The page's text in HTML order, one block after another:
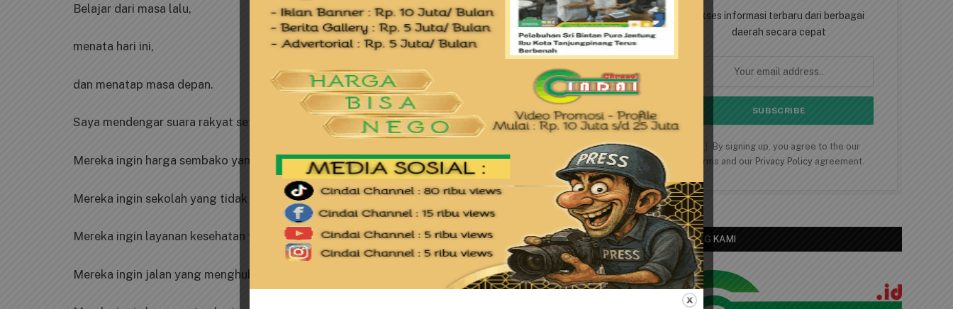
Belajar dari masa lalu,
menata hari ini,
dan menatap masa depan.
Saya mendengar suara rakyat setiap kali turun ke lapangan.
Mereka ingin harga sembako yang terjangkau.
Mereka ingin sekolah yang tidak jauh dari rumah.
Mereka ingin layanan kesehatan yang cepat dan ramah.
Mereka ingin jalan yang menghubungkan desa dengan kota.
Akses informasi terbaru dari berbagai
daerah secara cepat
By signing up, you agree to the our
terms and our Privacy Policy agreement.
TENTANG KAMI